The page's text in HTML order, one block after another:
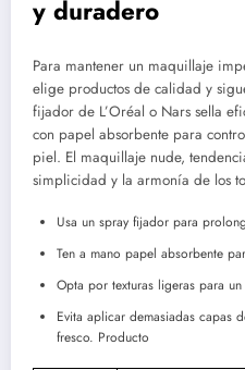
y duradero
Para mantener un maquillaje
elige productos de calidad y
fijador de L’Oréal o Nars sella
con papel absorbente para
piel. El maquillaje nude,
simplicidad y la armonía de los
Usa un spray fijador para
Ten a mano papel absorbente
Opta por texturas ligeras para
Evita aplicar demasiadas capas
fresco. Producto